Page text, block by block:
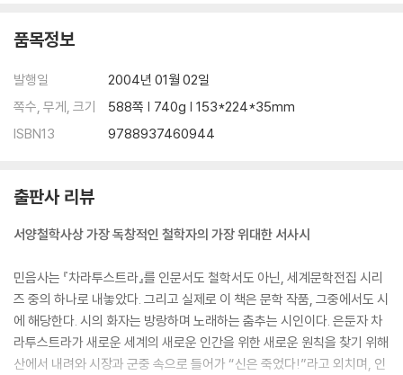
제 발로 거지가 된 자
정오에
환영 인사
차원 높은 인간에 대하여
학문에 대하여
사막의 딸들 사이에서
일깨움
밤 산책자의 노래
징조
작품 해설 / 장희창
작가 연보
품목정보
발행일
2004년 01월 02일
쪽수, 무게, 크기
588쪽 | 740g | 153*224*35mm
ISBN13
9788937460944
출판사 리뷰
서양철학사상 가장 독창적인 철학자의 가장 위대한 서사시
민음사는 『차라투스트라』를 인문서도 철학서도 아닌, 세계문학전집 시리
즈 중의 하나로 내놓았다. 그리고 실제로 이 책은 문학 작품, 그중에서도 시
에 해당한다. 시의 화자는 방랑하며 노래하는 춤추는 시인이다. 은둔자 차
라투스트라가 새로운 세계의 새로운 인간을 위한 새로운 원칙을 찾기 위해
산에서 내려와 시장과 군중 속으로 들어가 “신은 죽었다!”라고 외치며, 인